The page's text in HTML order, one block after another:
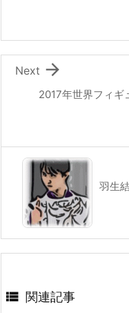
2017年世界フィギ

Next
羽生
 関連記事